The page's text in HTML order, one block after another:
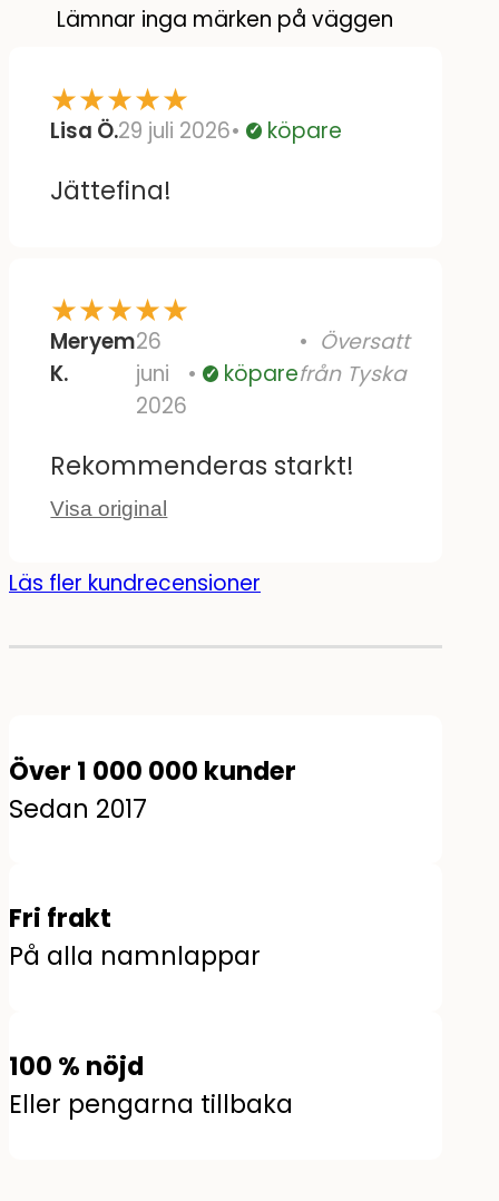
Lämnar inga märken på väggen
★★★★★
Lisa Ö.29 juli 2026 Verifierad
köpare
Jättefina!
★★★★★
Meryem
K.
26
juni
2026
Verifierad
köpare
Översatt
från Tyska
Rekommenderas starkt!
Visa original
Läs fler kundrecensioner
Över 1 000 000 kunder
Sedan 2017
Fri frakt
På alla namnlappar
100 % nöjd
Eller pengarna tillbaka